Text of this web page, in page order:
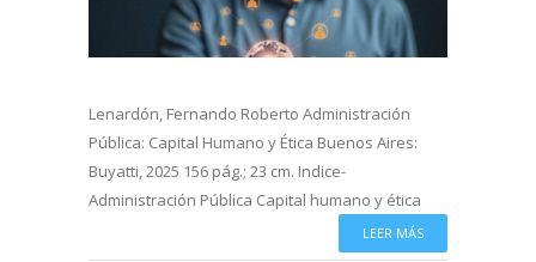
Lenardón, Fernando Roberto Administración
Pública: Capital Humano y Ética Buenos Aires:
Buyatti, 2025 156 pág.; 23 cm. Indice-
Administración Pública Capital humano y ética
LEER MÁS